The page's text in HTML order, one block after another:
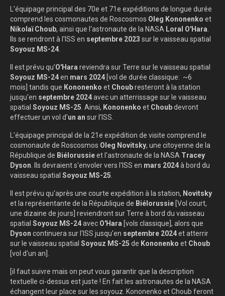
L'équipage principal des 70e et 71e expéditions de longue durée
comprend les cosmonautes de Roscosmos Oleg Kononenko et
Nikolaï Choub, ainsi que l'astronaute de la NASA Loral O'Hara
Ils se rendront à l'ISS en septembre 2023 sur le vaisseau spatial
Soyouz MS-24
Il est prévu qu'O'Hara reviendra sur Terre sur le vaisseau spatial
Soyouz MS-24en mars 2024 [vol de durée classique: ~6
mois] tandis que Kononenko et Choubresteront à la station
jusqu'en septembre 2024avec un atterrissage sur le vaisseau
spatial Soyouz MS-25 . Ainsi, Kononenko et Choubdevront
effectuer un vol d'un an sur l'ISS.
L'équipage principal de la 21e expédition de visite comprend le
cosmonaute de Roscosmos Oleg Novitsky, une citoyenne de la
République de Biélorussieet l'astronaute de la NASA Tracey
Dyson . Ils devraient s'envoler vers l'ISS en mars 2024à bord du
vaisseau spatial Soyouz MS-25
Il est prévu qu'après une courte expédition à la station, Novitsky
et la représentante de la République de Biélorussie [Vol court,
une dizaine de jours] reviendront sur Terre à bord du vaisseau
spatial Soyouz MS-24avec O'Hara [vols classique], alors que
Dyson continuera sur l'ISS jusqu'en septembre 2024et atterrir
sur le vaisseau spatial Soyouz MS-25 de Kononenko et Choub
[vol d'un an].
[il faut suivre mais on peut vous garantir que la description
textuelle ci-dessus est juste ! En fait les astronautes de la NASA
échangent leur place sur les soyouz. Kononenko et Choub feront